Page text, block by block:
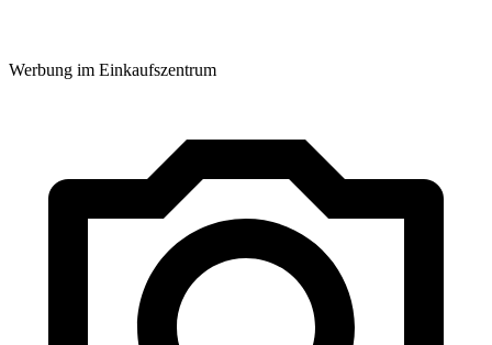
Werbung im Einkaufszentrum